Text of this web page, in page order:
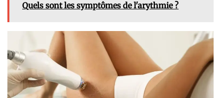
Quels sont les symptômes de l'arythmie ?